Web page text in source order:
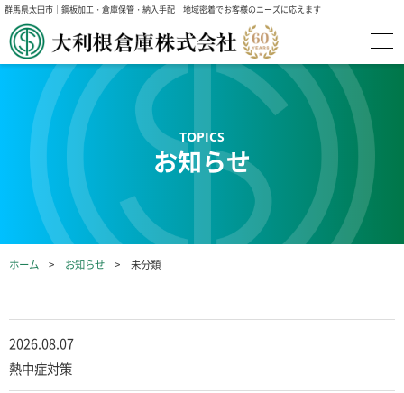
群馬県太田市｜鋼板加工・倉庫保管・納入手配｜地域密着でお客様のニーズに応えます
お知らせ
ホーム お知らせ 未分類
2026.08.07
熱中症対策